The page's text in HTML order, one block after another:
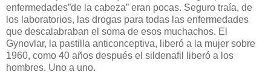
enfermedades”de la cabeza” eran pocas. Seguro traía, de
los laboratorios, las drogas para todas las enfermedades
que descalabraban el soma de esos muchachos. El
Gynovlar, la pastilla anticonceptiva, liberó a la mujer sobre
1960, como 40 años después el sildenafil liberó a los
hombres. Uno a uno.